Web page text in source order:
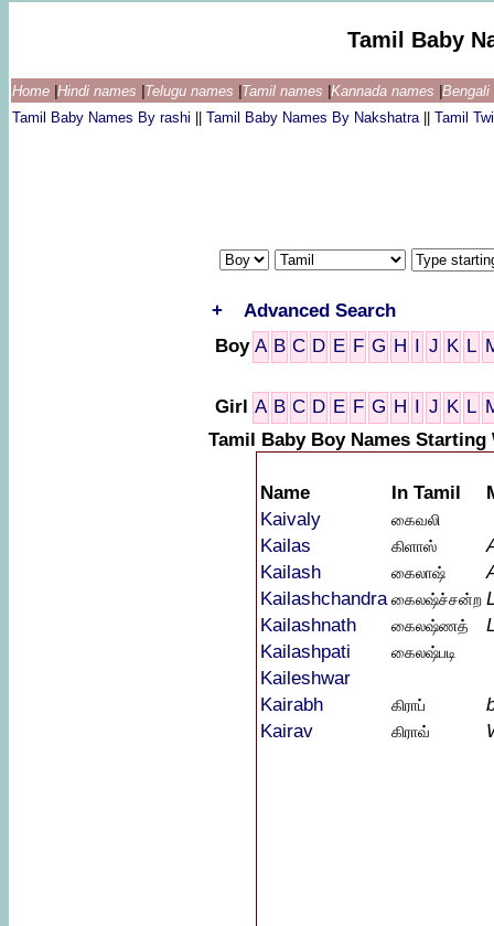
Tamil Baby
Home Hindi names Telugu names Tamil names Kannada names
Tamil Baby Names By rashi
Tamil Baby Names By Nakshatra Tamil
+
Advanced Search
Boy A B C D E F G H I J K L
Girl A B C D E F G H I J K L
Tamil Baby Boy Names
Name In Tamil
Kaivaly
கைவலி
Kailas கிளாஸ்
Kailash
கைலாஷ்
Kailashchandra கைலஷ்ச்சன்ற
Kailashnath
கைலஷ்ணத்
Kailashpati
கைலஷ்படி
Kaileshwar
Kairabh
கிராப்
Kairav
கிராவ்